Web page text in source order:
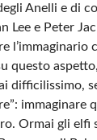
Anelli e di
Lee e Peter
l’immaginario
questo
difficilissimo,
immaginare
Ormai gli elfi